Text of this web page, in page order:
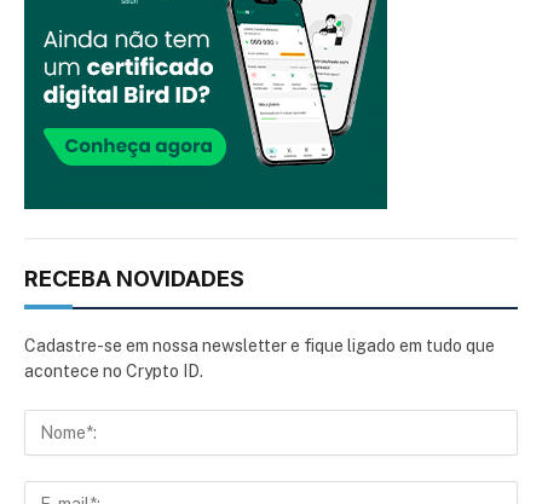
RECEBA NOVIDADES
Cadastre-se em nossa newsletter e fique ligado em tudo que
acontece no Crypto ID.